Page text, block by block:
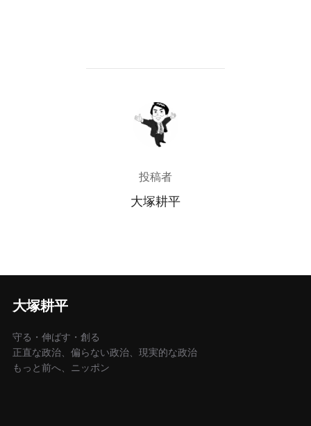
投稿者
投稿者
大塚耕平
大塚耕平
守る・伸ばす・創る
正直な政治、偏らない政治、現実的な政治
もっと前へ、ニッポン